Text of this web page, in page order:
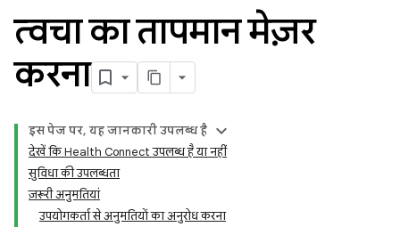
त्वचा का तापमान मेज़र
करना
इस पेज पर, यह जानकारी उपलब्ध है
देखें कि Health Connect उपलब्ध है या नहीं
सुविधा की उपलब्धता
ज़रूरी अनुमतियां
उपयोगकर्ता से अनुमतियों का अनुरोध करना